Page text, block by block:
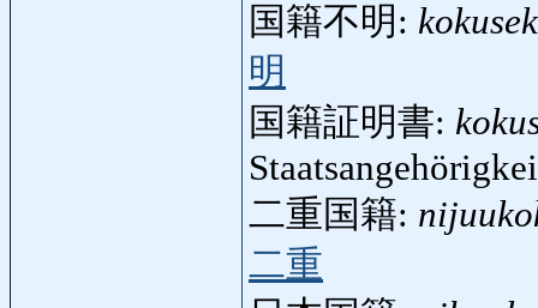
国籍不明:
明
国籍証明書:
二重国籍:
二重